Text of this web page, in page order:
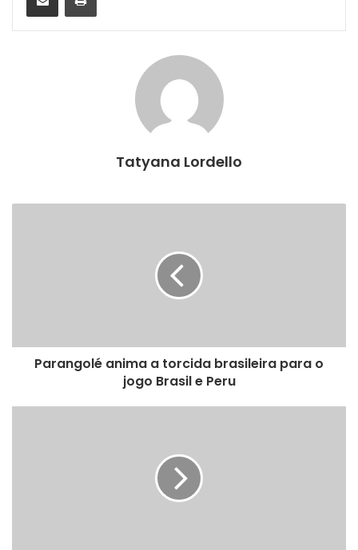
Tatyana Lordello
Parangolé anima a torcida brasileira para o
jogo Brasil e Peru